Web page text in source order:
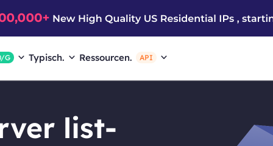
G Typisch. Ressourcen. API
list-